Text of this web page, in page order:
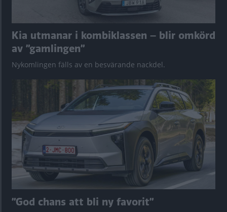
Kia utmanar i kombiklassen – blir omkörd
av ”gamlingen”
Nykomlingen fälls av en besvärande nackdel.
”God chans att bli ny favorit”